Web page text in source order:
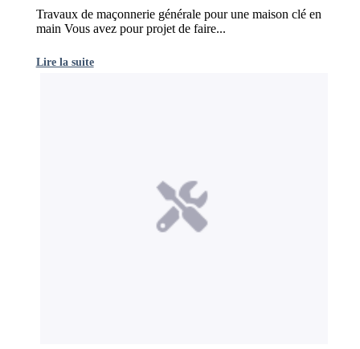
Travaux de maçonnerie générale pour une maison clé en
main Vous avez pour projet de faire...
Lire la suite